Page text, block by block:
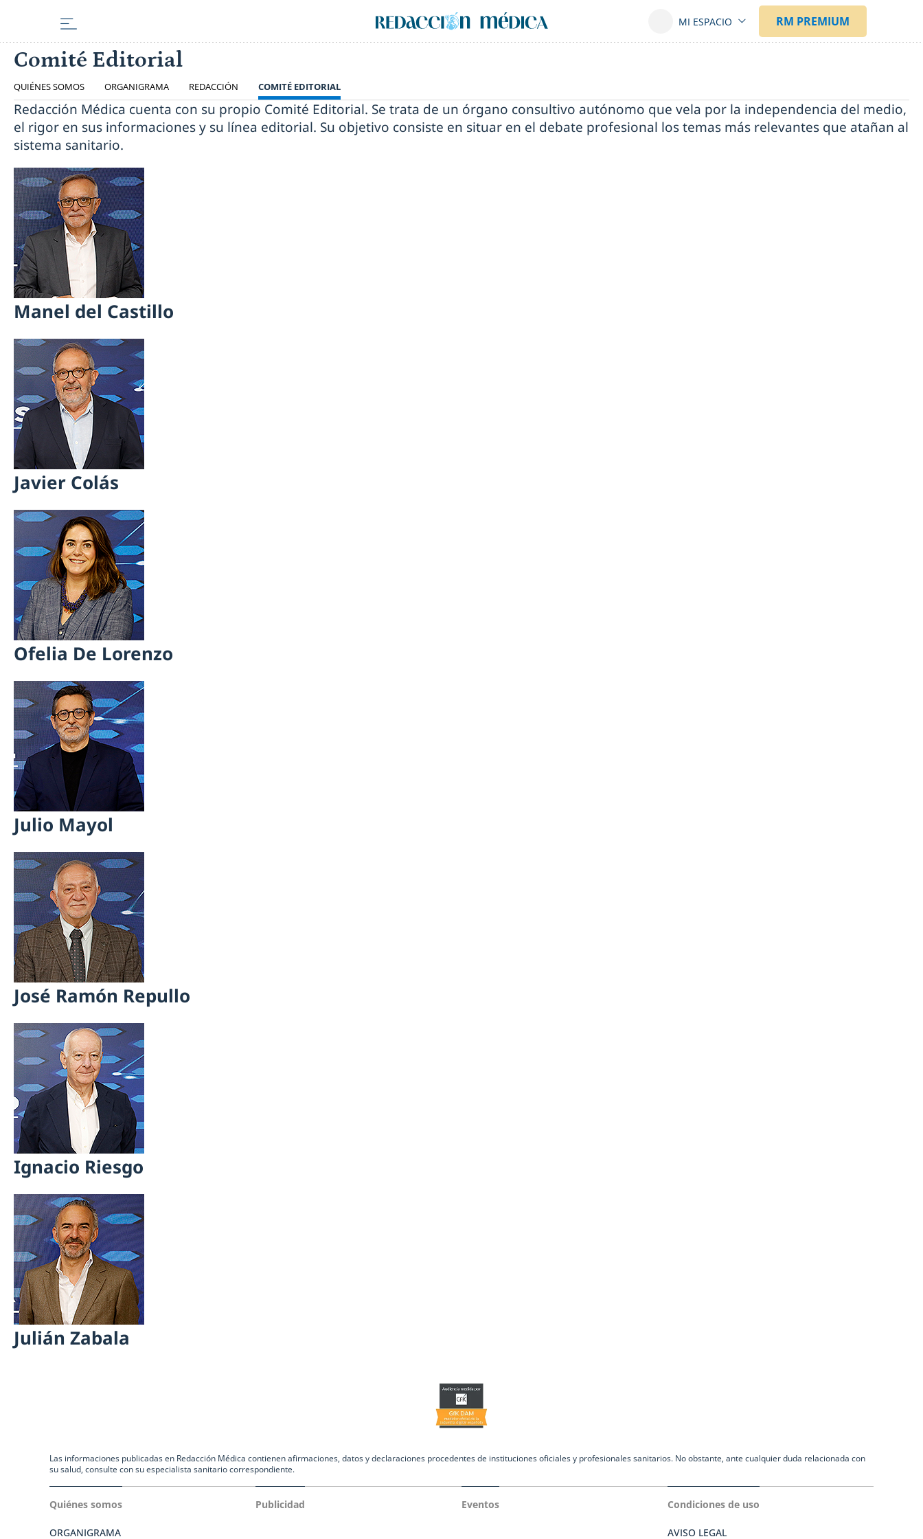
Comité Editorial
QUIÉNES SOMOS ORGANIGRAMA REDACCIÓN COMITÉ EDITORIAL
Redacción Médica cuenta con su propio Comité Editorial. Se trata de un órgano consultivo autónomo que vela por la independencia del medio,
el rigor en sus informaciones y su línea editorial. Su objetivo consiste en situar en el debate profesional los temas más relevantes que atañan al
sistema sanitario.
Manel del Castillo
Javier Colás
Ofelia De Lorenzo
Julio Mayol
José Ramón Repullo
Ignacio Riesgo
Julián Zabala
Las informaciones publicadas en Redacción Médica contienen afirmaciones, datos y declaraciones procedentes de instituciones oficiales y profesionales sanitarios. No obstante, ante cualquier duda relacionada con
su salud, consulte con su especialista sanitario correspondiente.
Quiénes somos
ORGANIGRAMA
Publicidad Eventos Condiciones de uso
AVISO LEGAL